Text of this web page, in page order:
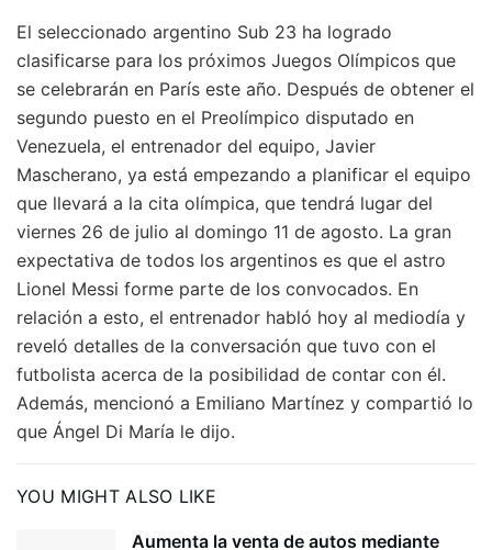
El seleccionado argentino Sub 23 ha logrado
clasificarse para los próximos Juegos Olímpicos que
se celebrarán en París este año. Después de obtener el
segundo puesto en el Preolímpico disputado en
Venezuela, el entrenador del equipo, Javier
Mascherano, ya está empezando a planificar el equipo
que llevará a la cita olímpica, que tendrá lugar del
viernes 26 de julio al domingo 11 de agosto. La gran
expectativa de todos los argentinos es que el astro
Lionel Messi forme parte de los convocados. En
relación a esto, el entrenador habló hoy al mediodía y
reveló detalles de la conversación que tuvo con el
futbolista acerca de la posibilidad de contar con él.
Además, mencionó a Emiliano Martínez y compartió lo
que Ángel Di María le dijo.
YOU MIGHT ALSO LIKE
Aumenta la venta de autos mediante